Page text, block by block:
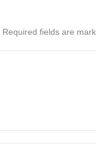
Required fields are